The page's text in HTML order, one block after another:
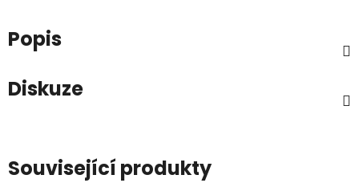
Popis
Diskuze
Související produkty